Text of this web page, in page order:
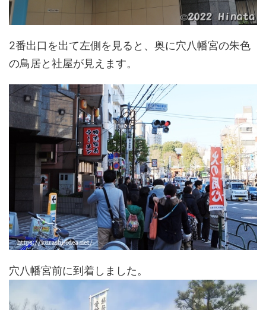
2番出口を出て左側を見ると、奥に穴八幡宮の朱色
の鳥居と社屋が見えます。
穴八幡宮前に到着しました。